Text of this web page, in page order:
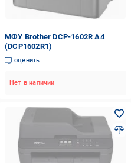
МФУ Brother DCP-1602R А4
(DCP1602R1)
оценить
Нет в наличии